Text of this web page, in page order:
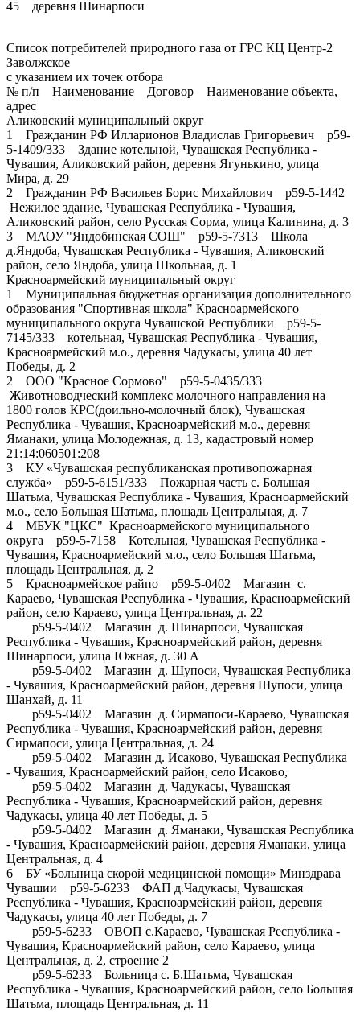
45 деревня Шинарпоси
Список потребителей природного газа от ГРС КЦ Центр-2
Заволжское
с указанием их точек отбора
№ п/п Наименование Договор Наименование объекта,
адрес
Аликовский муниципальный округ
1 Гражданин РФ Илларионов Владислав Григорьевич р59-
5-1409/333 Здание котельной, Чувашская Республика -
Чувашия, Аликовский район, деревня Ягунькино, улица
Мира, д. 29
2 Гражданин РФ Васильев Борис Михайлович р59-5-1442
Нежилое здание, Чувашская Республика - Чувашия,
Аликовский район, село Русская Сорма, улица Калинина, д. 3
3 МАОУ "Яндобинская СОШ" р59-5-7313 Школа
д.Яндоба, Чувашская Республика - Чувашия, Аликовский
район, село Яндоба, улица Школьная, д. 1
Красноармейский муниципальный округ
1 Муниципальная бюджетная организация дополнительного
образования "Спортивная школа" Красноармейского
муниципального округа Чувашской Республики р59-5-
7145/333 котельная, Чувашская Республика - Чувашия,
Красноармейский м.о., деревня Чадукасы, улица 40 лет
Победы, д. 2
2 ООО "Красное Сормово" р59-5-0435/333
Животноводческий комплекс молочного направления на
1800 голов КРС(доильно-молочный блок), Чувашская
Республика - Чувашия, Красноармейский м.о., деревня
Яманаки, улица Молодежная, д. 13, кадастровый номер
21:14:060501:208
3 КУ «Чувашская республиканская противопожарная
служба» р59-5-6151/333 Пожарная часть с. Большая
Шатьма, Чувашская Республика - Чувашия, Красноармейский
м.о., село Большая Шатьма, площадь Центральная, д. 7
4 МБУК "ЦКС" Красноармейского муниципального
округа р59-5-7158 Котельная, Чувашская Республика -
Чувашия, Красноармейский м.о., село Большая Шатьма,
площадь Центральная, д. 2
5 Красноармейское райпо р59-5-0402 Магазин с.
Караево, Чувашская Республика - Чувашия, Красноармейский
район, село Караево, улица Центральная, д. 22
р59-5-0402 Магазин д. Шинарпоси, Чувашская
Республика - Чувашия, Красноармейский район, деревня
Шинарпоси, улица Южная, д. 30 А
р59-5-0402 Магазин д. Шупоси, Чувашская Республика
- Чувашия, Красноармейский район, деревня Шупоси, улица
Шанхай, д. 11
р59-5-0402 Магазин д. Сирмапоси-Караево, Чувашская
Республика - Чувашия, Красноармейский район, деревня
Сирмапоси, улица Центральная, д. 24
р59-5-0402 Магазин д. Исаково, Чувашская Республика
- Чувашия, Красноармейский район, село Исаково,
р59-5-0402 Магазин д. Чадукасы, Чувашская
Республика - Чувашия, Красноармейский район, деревня
Чадукасы, улица 40 лет Победы, д. 5
р59-5-0402 Магазин д. Яманаки, Чувашская Республика
- Чувашия, Красноармейский район, деревня Яманаки, улица
Центральная, д. 4
6 БУ «Больница скорой медицинской помощи» Минздрава
Чувашии р59-5-6233 ФАП д.Чадукасы, Чувашская
Республика - Чувашия, Красноармейский район, деревня
Чадукасы, улица 40 лет Победы, д. 7
р59-5-6233 ОВОП с.Караево, Чувашская Республика -
Чувашия, Красноармейский район, село Караево, улица
Центральная, д. 2, строение 2
р59-5-6233 Больница с. Б.Шатьма, Чувашская
Республика - Чувашия, Красноармейский район, село Большая
Шатьма, площадь Центральная, д. 11